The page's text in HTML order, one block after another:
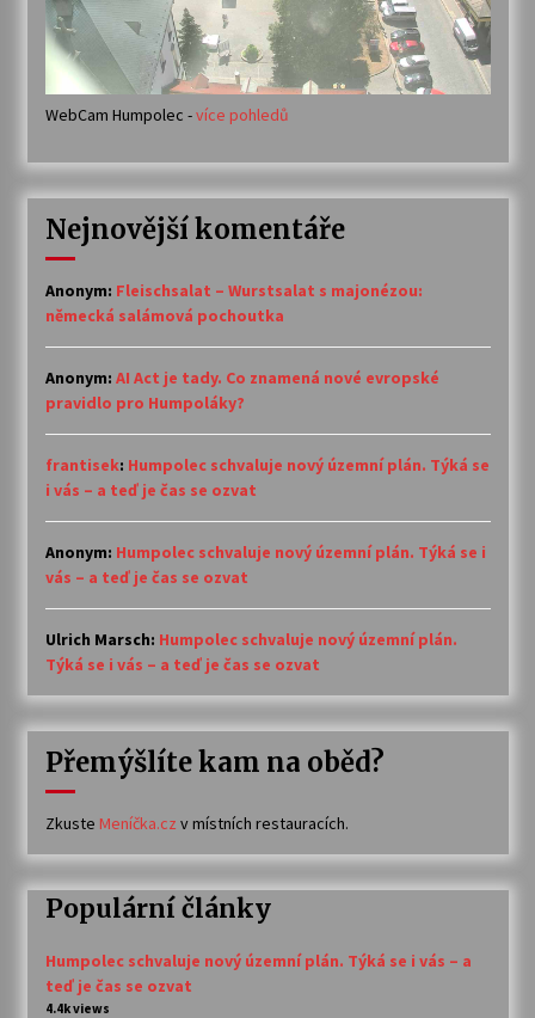
WebCam Humpolec -více pohledů
Nejnovější komentáře
Anonym: Fleischsalat – Wurstsalat s majonézou:
německá salámová pochoutka
Anonym: AI Act je tady. Co znamená nové evropské
pravidlo pro Humpoláky?
frantisek: Humpolec schvaluje nový územní plán. Týká se
i vás – a teď je čas se ozvat
Anonym: Humpolec schvaluje nový územní plán. Týká se i
vás – a teď je čas se ozvat
Ulrich Marsch: Humpolec schvaluje nový územní plán.
Týká se i vás – a teď je čas se ozvat
Přemýšlíte kam na oběd?
Zkuste Meníčka.cz v místních restauracích.
Populární články
Humpolec schvaluje nový územní plán. Týká se i vás – a
teď je čas se ozvat
4.4k views